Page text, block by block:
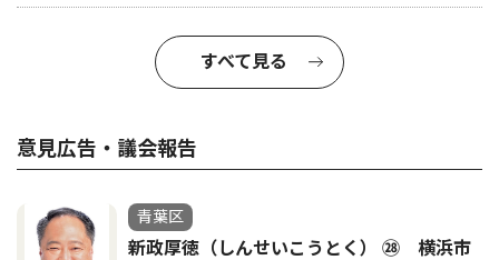
すべて見る
意見広告・議会報告
青葉区
新政厚徳（しんせいこうとく） ㉘ 横浜市